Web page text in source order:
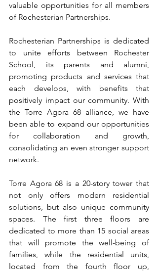
valuable opportunities for all members
of Rochesterian Partnerships.
Rochesterian Partnerships is dedicated
to unite efforts between Rochester
School, its parents and alumni,
promoting products and services that
each develops, with benefits that
positively impact our community. With
the Torre Agora 68 alliance, we have
been able to expand our opportunities
for collaboration and growth,
consolidating an even stronger support
network.
Torre Agora 68 is a 20-story tower that
not only offers modern residential
solutions, but also unique community
spaces. The first three floors are
dedicated to more than 15 social areas
that will promote the well-being of
families, while the residential units,
located from the fourth floor up,